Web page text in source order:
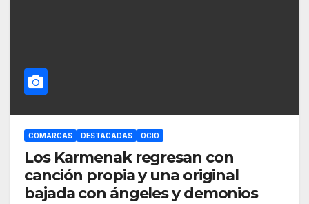
COMARCAS DESTACADAS OCIO
Los Karmenak regresan con
canción propia y una original
bajada con ángeles y demonios